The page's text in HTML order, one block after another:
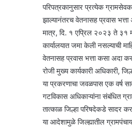
परिपत्रकानुसार प्रत्येक
झाल्यानंतरच वेतनासह प्रवास
मात्र, दि. १ एप्रिल २०२३ ते ३१
कार्यालयात जमा केली नसल्याची
वेतनासह प्रवास भत्ता कसा अदा
रोजी मुख्य कार्यकारी अधिकारी,
या प्रकरणाचा जवळपास एक वर्ष
गटविकास अधिकाऱ्यांना संबंधित
तात्काळ जिल्हा परिषदेकडे सादर
या आदेशामुळे जिल्ह्यातील